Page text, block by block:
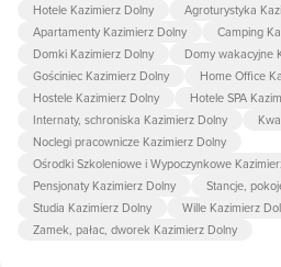
Hotele Kazimierz Dolny
Agroturystyka
Apartamenty Kazimierz Dolny
Camping
Domki Kazimierz Dolny
Domy wakacyjne
Gościniec Kazimierz Dolny
Home Office
Hostele Kazimierz Dolny
Hotele SPA
Internaty, schroniska Kazimierz Dolny
Noclegi pracownicze Kazimierz Dolny
Ośrodki Szkoleniowe i Wypoczynkowe
Pensjonaty Kazimierz Dolny
Stancje,
Studia Kazimierz Dolny
Wille Kazimierz
Zamek, pałac, dworek Kazimierz Dolny